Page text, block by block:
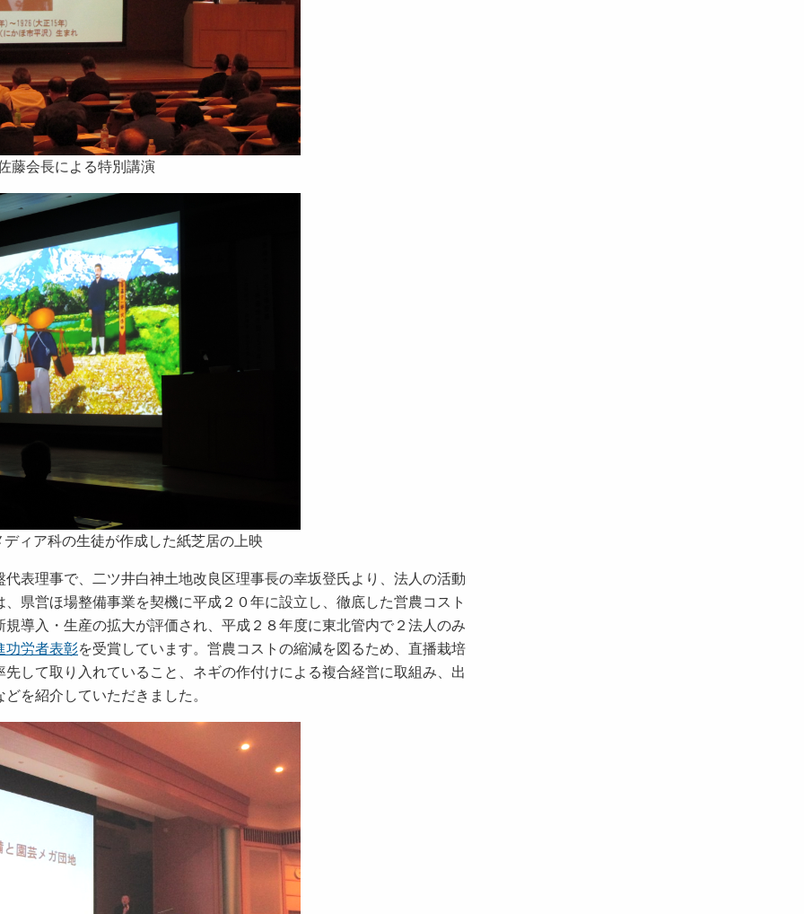
藤会長による特別講演
ィア科の生徒が作成した紙芝居の上映
表理事で、二ツ井白神土地改良区理事長の幸坂登氏より、法人の活動
県営ほ場整備事業を契機に平成２０年に設立し、徹底した営農コスト
導入・生産の拡大が評価され、平成２８年度に東北管内で２法人のみ
功労者表彰を受賞しています。営農コストの縮減を図るため、直播栽培
して取り入れていること、ネギの作付けによる複合経営に取組み、出
を紹介していただきました。